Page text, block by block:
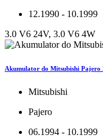
12.1990 - 10.1999
3.0 V6 24V, 3.0 V6 4W
Akumulator do Mitsubishi Pajero
Mitsubishi
Pajero
06.1994 - 10.1999